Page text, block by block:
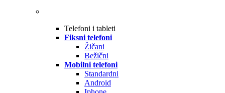
Telefoni i tableti
Fiksni telefoni
Žičani
Bežični
Mobilni telefoni
Standardni
Android